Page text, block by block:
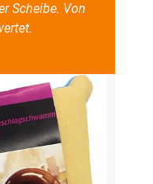
Scheibe. Von